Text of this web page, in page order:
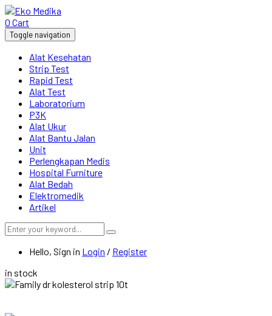
0 Cart
Toggle navigation
Alat Kesehatan
Strip Test
Rapid Test
Alat Test
Laboratorium
P3K
Alat Ukur
Alat Bantu Jalan
Unit
Perlengkapan Medis
Hospital Furniture
Alat Bedah
Elektromedik
Artikel
Hello, Sign in Login / Register
in stock